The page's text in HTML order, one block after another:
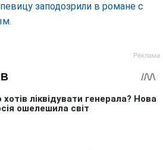
заподозрили в романе с